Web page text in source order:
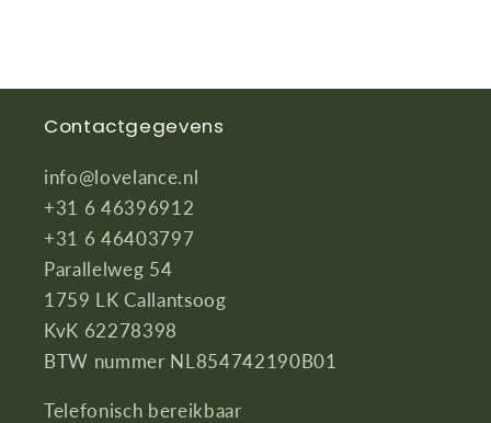
Contactgegevens
info@lovelance.nl
+31 6 46396912
+31 6 46403797
Parallelweg 54
1759 LK Callantsoog
KvK 62278398
BTW nummer NL854742190B01
Telefonisch bereikbaar